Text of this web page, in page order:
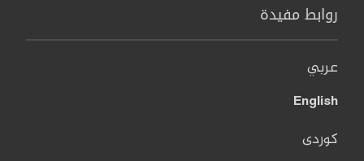
روابط مفيدة
عربي
English
کوردی